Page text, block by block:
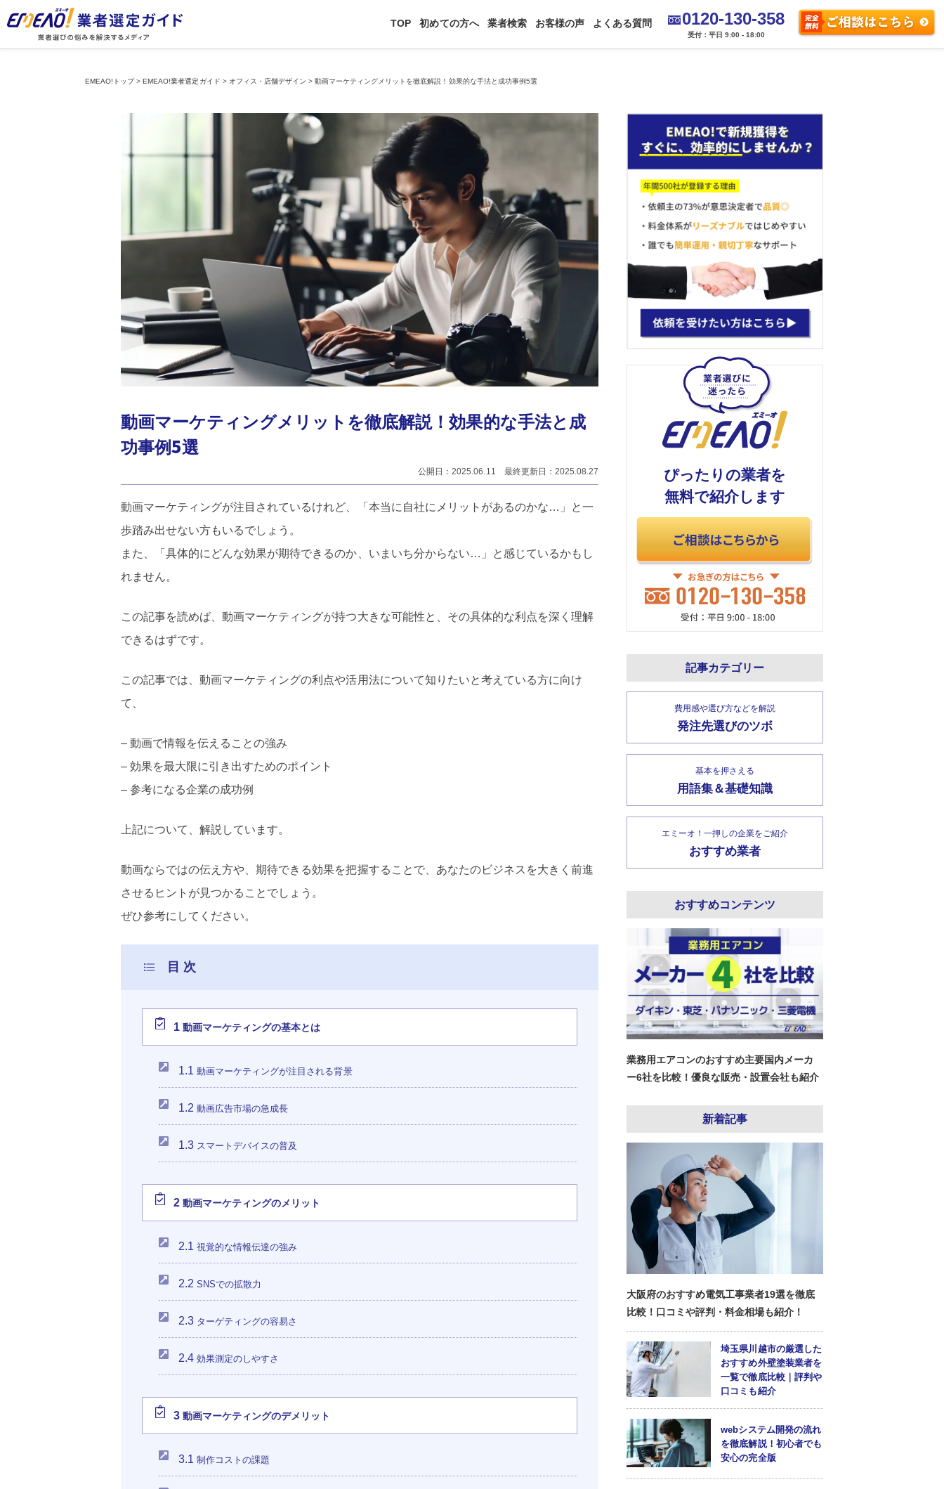
TOP 初めての方へ 業者検索 お客様の声 よくある質問 0120-130-358
受付：平日 9:00 - 18:00
EMEAO!トップ>EMEAO!業者選定ガイド > オフィス・店舗デザイン > 動画マーケティングメリットを徹底解説！効果的な手法と成功事例5選
動画マーケティングメリットを徹底解説！効果的な手法と成
功事例5選
公開日：2025.06.11 最終更新日：2025.08.27
動画マーケティングが注目されているけれど、「本当に自社にメリットがあるのかな…」と一
歩踏み出せない方もいるでしょう。
また、「具体的にどんな効果が期待できるのか、いまいち分からない…」と感じているかもし
れません。
この記事を読めば、動画マーケティングが持つ大きな可能性と、その具体的な利点を深く理解
できるはずです。
この記事では、動画マーケティングの利点や活用法について知りたいと考えている方に向け
て、
– 動画で情報を伝えることの強み
– 効果を最大限に引き出すためのポイント
– 参考になる企業の成功例
上記について、解説しています。
動画ならではの伝え方や、期待できる効果を把握することで、あなたのビジネスを大きく前進
させるヒントが見つかることでしょう。
ぜひ参考にしてください。
1 動画マーケティングの基本とは
1.1 動画マーケティングが注目される背景
1.2 動画広告市場の急成長
1.3 スマートデバイスの普及
2 動画マーケティングのメリット
2.1 視覚的な情報伝達の強み
2.2 SNSでの拡散力
2.3 ターゲティングの容易さ
2.4 効果測定のしやすさ
3 動画マーケティングのデメリット
3.1 制作コストの課題
ぴったりの業者を
無料で紹介します
記事カテゴリー
費用感や選び方などを解説
発注先選びのツボ
基本を押さえる
用語集＆基礎知識
エミーオ！一押しの企業をご紹介
おすすめ業者
おすすめコンテンツ
業務用エアコンのおすすめ主要国内メーカ
ー6社を比較！優良な販売・設置会社も紹介
新着記事
大阪府のおすすめ電気工事業者19選を徹底
比較！口コミや評判・料金相場も紹介！
埼玉県川越市の厳選した
おすすめ外壁塗装業者を
一覧で徹底比較｜評判や
口コミも紹介
webシステム開発の流れ
を徹底解説！初心者でも
安心の完全版